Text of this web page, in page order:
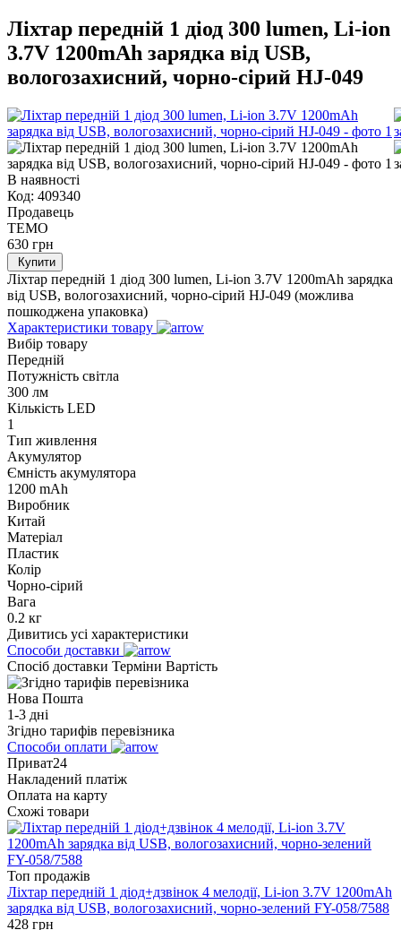
Ліхтар передній 1 діод 300 lumen, Li-ion
3.7V 1200mAh зарядка від USB,
вологозахисний, чорно-сірий HJ-049
В наявності
Код: 409340
Продавець
TEMO
630 грн
Купити
Ліхтар передній 1 діод 300 lumen, Li-ion 3.7V 1200mAh зарядка
від USB, вологозахисний, чорно-сірий HJ-049 (можлива
пошкоджена упаковка)
Характеристики товару
Вибір товару
Передній
Потужність світла
300 лм
Кількість LED
1
Тип живлення
Акумулятор
Ємність акумулятора
1200 mAh
Виробник
Китай
Матеріал
Пластик
Колір
Чорно-сірий
Вага
0.2 кг
Дивитись усі характеристики
Способи доставки
Спосіб доставки Терміни Вартість
Нова Пошта
1-3 дні
Згідно тарифів перевізника
Способи оплати
Приват24
Накладений платіж
Оплата на карту
Схожі товари
Топ продажів
Ліхтар передній 1 діод+дзвінок 4 мелодії, Li-ion 3.7V 1200mAh
зарядка від USB, вологозахисний, чорно-зелений FY-058/7588
428 грн